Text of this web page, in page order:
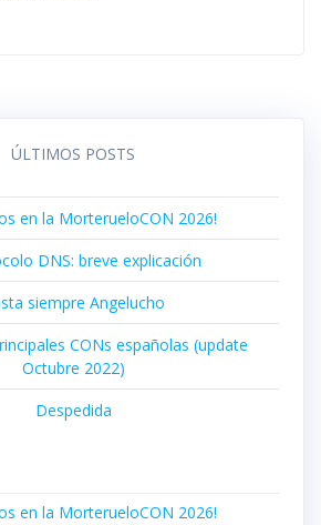
ÚLTIMOS POSTS
en la MorterueloCON 2026!
DNS: breve explicación
siempre Angelucho
CONs españolas (update
Octubre 2022)
Despedida
en la MorterueloCON 2026!